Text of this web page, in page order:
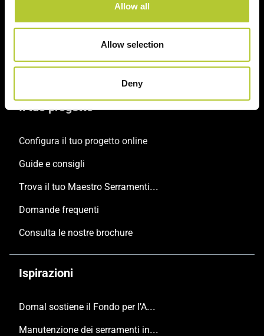
Allow all
Allow selection
Deny
Scorrevoli
Persiane
Il tuo progetto
Configura il tuo progetto online
Guide e consigli
Trova il tuo Maestro Serramentista Domal
Domande frequenti
Consulta le nostre brochure
Ispirazioni
Domal sostiene il Fondo per l’Ambiente Italiano anche per le Giornate FAI di Primavera 2024
Manutenzione dei serramenti in alluminio